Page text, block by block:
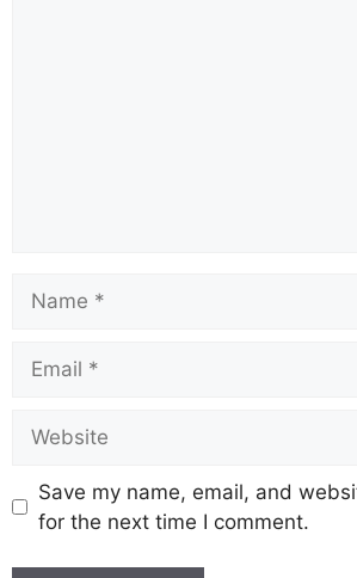
Save my name, email, and
for the next time I comment.